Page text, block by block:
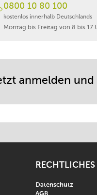
0800 10 80 100
kostenlos innerhalb Deutschlands
Montag bis Freitag von 8 bis 17
anmelden und
RECHTLICHES
Datenschutz